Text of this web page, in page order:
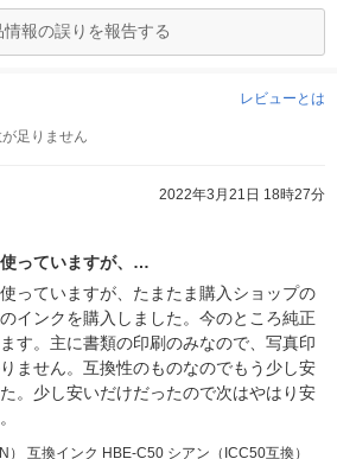
情報の誤りを報告する
レビューとは
足りません
2022年3月21日 18時27分
っていますが、…
っていますが、たまたま購入ショップの
インクを購入しました。今のところ純正
す。主に書類の印刷のみなので、写真印
ません。互換性のものなのでもう少し安
。少し安いだけだったので次はやはり安
互換インク HBE-C50 シアン（ICC50互換）